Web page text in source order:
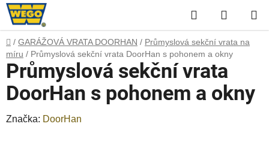
Přejít
na
obsah
Hledat
KOŠÍK
Domů
/ GARÁŽOVÁ VRATA DOORHAN / Průmyslová sekční vrata na
míru / Průmyslová sekční vrata DoorHan s pohonem a okny
Průmyslová sekční vrata
DoorHan s pohonem a okny
Značka: DoorHan